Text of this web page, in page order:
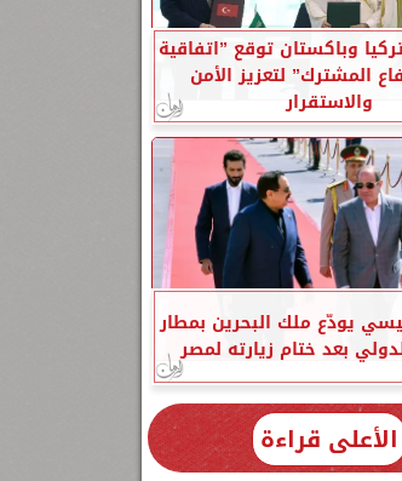
وباكستان توقع ”اتفاقية
المشترك” لتعزيز الأمن
والاستقرار
يودّع ملك البحرين بمطار
بعد ختام زيارته لمصر
الأعلى قراءة